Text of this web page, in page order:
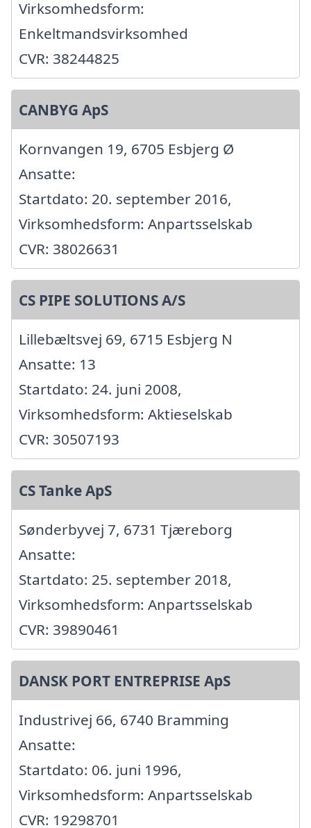
Virksomhedsform:
Enkeltmandsvirksomhed
CVR: 38244825
CANBYG ApS
Kornvangen 19, 6705 Esbjerg Ø
Ansatte:
Startdato: 20. september 2016,
Virksomhedsform: Anpartsselskab
CVR: 38026631
CS PIPE SOLUTIONS A/S
Lillebæltsvej 69, 6715 Esbjerg N
Ansatte: 13
Startdato: 24. juni 2008,
Virksomhedsform: Aktieselskab
CVR: 30507193
CS Tanke ApS
Sønderbyvej 7, 6731 Tjæreborg
Ansatte:
Startdato: 25. september 2018,
Virksomhedsform: Anpartsselskab
CVR: 39890461
DANSK PORT ENTREPRISE ApS
Industrivej 66, 6740 Bramming
Ansatte:
Startdato: 06. juni 1996,
Virksomhedsform: Anpartsselskab
CVR: 19298701